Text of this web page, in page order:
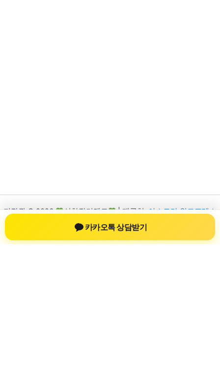
저작권 © 2026 신차장기렌트 | 제공처:
아스트라 워드프레스
테마
카카오톡 상담받기